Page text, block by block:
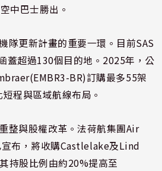
中巴士勝出。
隊更新計畫的重要一環。目前SAS
蓋超過130個目的地。2025年，公
BR)訂購最多55架
程與區域航線布局。
整與股權改革。法荷航集團Air
布，將收購Castlelake及Lind
持股比例由約20%提高至